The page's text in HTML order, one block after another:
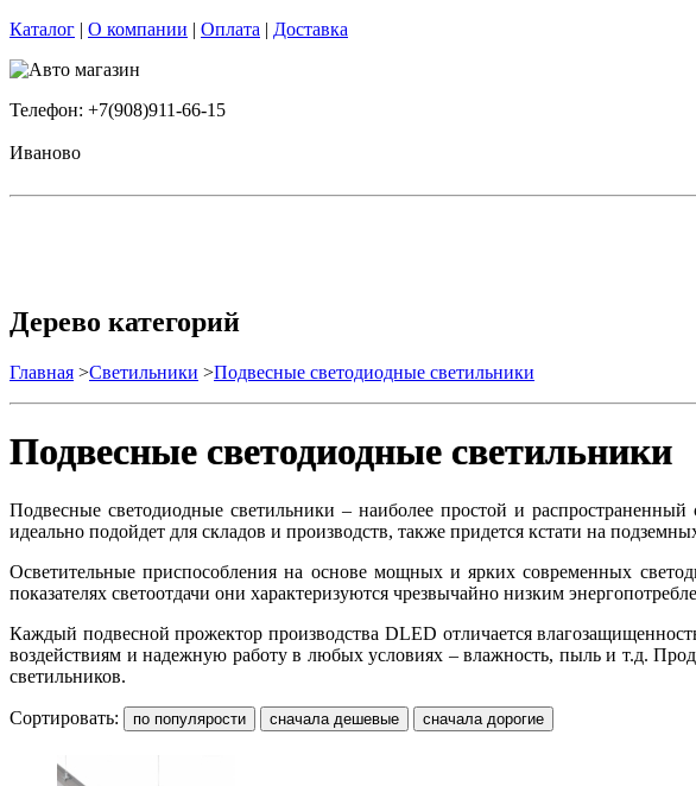
Каталог | О компании | Оплата | Доставка
Телефон: +7(908)911-66-15
Иваново
Дерево категорий
Главная >Светильники >Подвесные светодиодные светильники
Подвесные светодиодные светильники
Подвесные светодиодные светильники – наиболее простой и
идеально подойдет для складов и производств, также придется кстати на
Осветительные приспособления на основе мощных и ярких современных
показателях светоотдачи они характеризуются чрезвычайно низким
Каждый подвесной прожектор производства DLED отличается
воздействиям и надежную работу в любых условиях – влажность, пыль и т.д.
светильников.
Сортировать: